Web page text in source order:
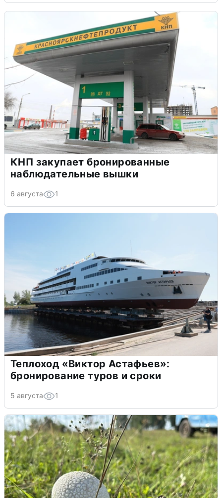
КНП закупает бронированные
наблюдательные вышки
6 августа 1
Теплоход «Виктор Астафьев»:
бронирование туров и сроки
5 августа 1